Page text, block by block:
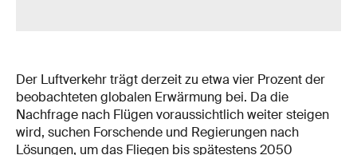
Der Luftverkehr trägt derzeit zu etwa vier Prozent der
beobachteten globalen Erwärmung bei. Da die
Nachfrage nach Flügen voraussichtlich weiter steigen
wird, suchen Forschende und Regierungen nach
Lösungen, um das Fliegen bis spätestens 2050